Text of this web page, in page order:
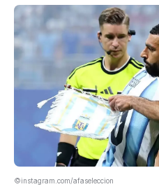
©instagram.com/afaseleccion